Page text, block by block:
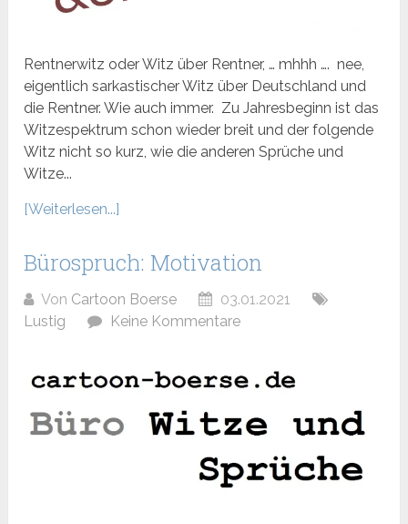
Rentnerwitz oder Witz über Rentner, … mhhh …. nee,
eigentlich sarkastischer Witz über Deutschland und
die Rentner. Wie auch immer. Zu Jahresbeginn ist das
Witzespektrum schon wieder breit und der folgende
Witz nicht so kurz, wie die anderen Sprüche und
Witze...
[Weiterlesen...]
Bürospruch: Motivation
Von Cartoon Boerse
03.01.2021
Lustig
Keine Kommentare